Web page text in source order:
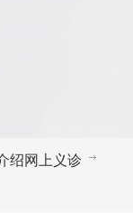
绍网上义诊